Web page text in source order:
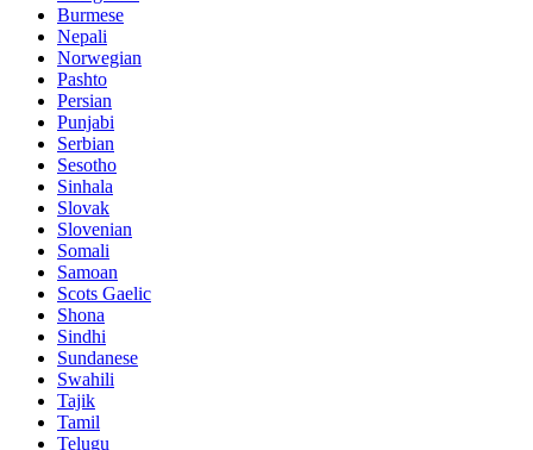
Burmese
Nepali
Norwegian
Pashto
Persian
Punjabi
Serbian
Sesotho
Sinhala
Slovak
Slovenian
Somali
Samoan
Scots Gaelic
Shona
Sindhi
Sundanese
Swahili
Tajik
Tamil
Telugu